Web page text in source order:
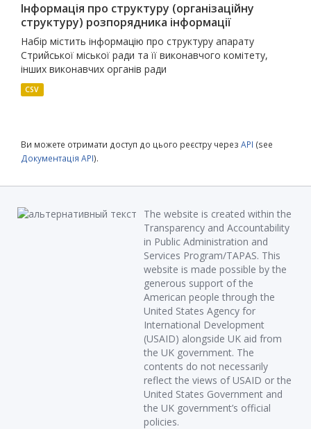
Інформація про структуру (організаційну
структуру) розпорядника інформації
Набір містить інформацію про структуру апарату
Стрийської міської ради та її виконавчого комітету,
інших виконавчих органів ради
CSV
Ви можете отримати доступ до цього реєстру через API (see
Документація API).
The website is created within the
Transparency and Accountability
in Public Administration and
Services Program/TAPAS. This
website is made possible by the
generous support of the
American people through the
United States Agency for
International Development
(USAID) alongside UK aid from
the UK government. The
contents do not necessarily
reflect the views of USAID or the
United States Government and
the UK government’s official
policies.